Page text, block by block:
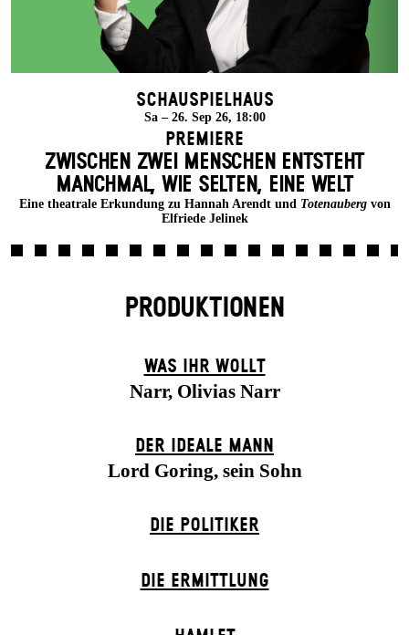
Schauspielhaus
Sa – 26. Sep 26, 18:00
Premiere
ZWISCHEN ZWEI MENSCHEN ENT­STEHT
MANCH­MAL, WIE SELTEN, EINE WELT
Eine theatrale Erkundung zu Hannah Arendt und Totenaubergvon
Elfriede Jelinek
PRODUKTIONEN
WAS IHR WOLLT
Narr, Olivias Narr
DER IDEALE MANN
Lord Goring, sein Sohn
DIE POLITIKER
DIE ERMITTLUNG